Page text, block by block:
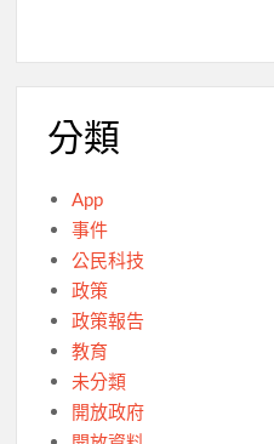
分類
App
事件
公民科技
政策
政策報告
教育
未分類
開放政府